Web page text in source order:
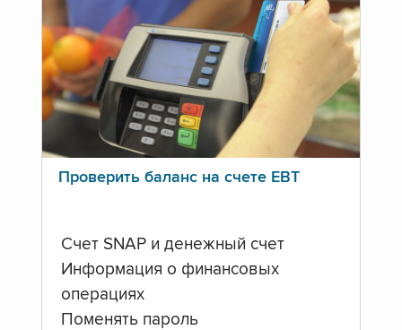
Проверить баланс на счете ЕВТ
Счет SNAP и денежный счет
Информация о финансовых
операциях
Поменять пароль